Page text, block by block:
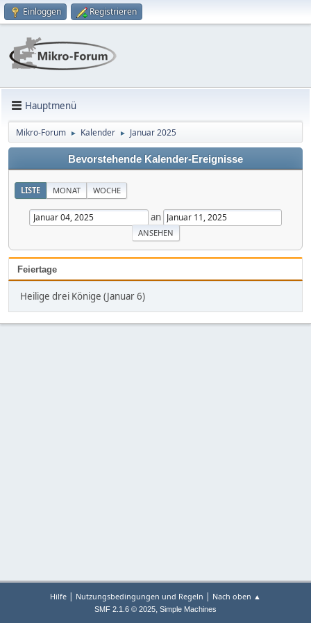
Einloggen Registrieren
Hauptmenü
Mikro-Forum ► Kalender ► Januar 2025
Bevorstehende Kalender-Ereignisse
LISTE MONAT WOCHE
an
Feiertage
Heilige drei Könige (Januar 6)
Hilfe | Nutzungsbedingungen und Regeln | Nach oben ▲
SMF 2.1.6 © 2025, Simple Machines